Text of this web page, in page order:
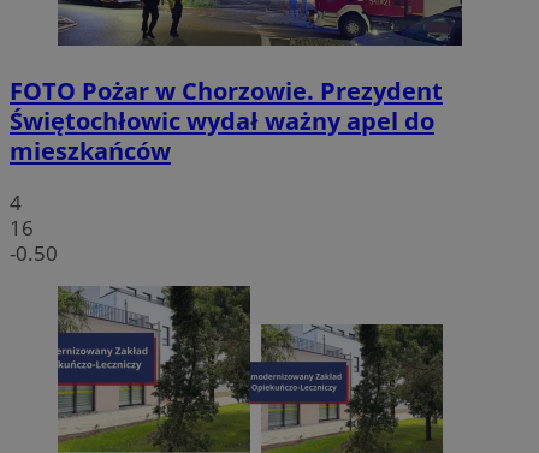
FOTO Pożar w Chorzowie. Prezydent
Świętochłowic wydał ważny apel do
mieszkańców
4
16
-0.50